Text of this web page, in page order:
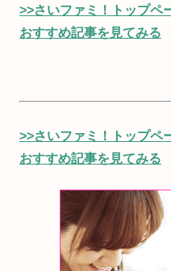
>>さいファミ！トップペ
おすすめ記事を見てみる
>>さいファミ！トップペ
おすすめ記事を見てみる